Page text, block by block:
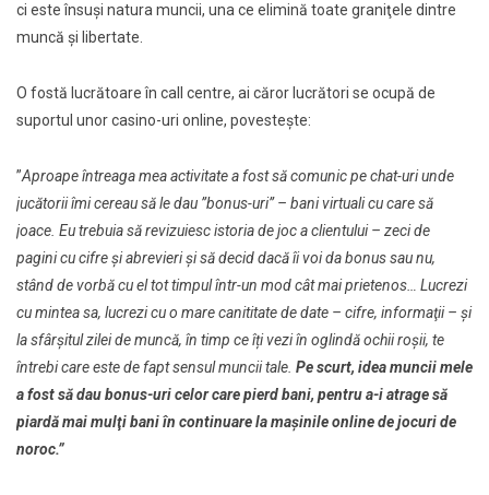
ci este însuși natura muncii, una ce elimină toate graniţele dintre
muncă şi libertate.
O fostă lucrătoare în call centre, ai căror lucrători se ocupă de
suportul unor casino-uri online, povesteşte:
”Aproape întreaga mea activitate a fost să comunic pe chat-uri unde
jucătorii îmi cereau să le dau ”bonus-uri” – bani virtuali cu care să
joace. Eu trebuia să revizuiesc istoria de joc a clientului – zeci de
pagini cu cifre şi abrevieri şi să decid dacă îi voi da bonus sau nu,
stând de vorbă cu el tot timpul într-un mod cât mai prietenos… Lucrezi
cu mintea sa, lucrezi cu o mare canititate de date – cifre, informaţii – şi
la sfârşitul zilei de muncă, în timp ce îți vezi în oglindă ochii roșii, te
întrebi care este de fapt sensul muncii tale. Pe scurt, idea muncii mele
a fost să dau bonus-uri celor care pierd bani, pentru a-i atrage să
piardă mai mulţi bani în continuare la maşinile online de jocuri de
noroc.”